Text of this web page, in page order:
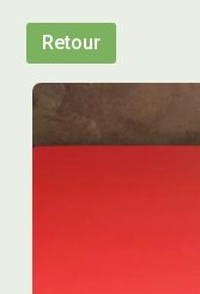
Retour